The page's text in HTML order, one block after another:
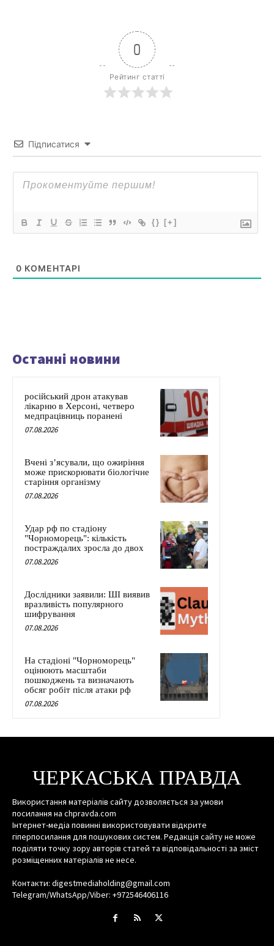
0
Рейтинг статті
Підписатися
{} [+]
0 КОМЕНТАРІ
Останні новини
російський дрон атакував
лікарню в Херсоні, четверо
медпрацівниць поранені
07.08.2026
Вчені з’ясували, що ожиріння
може прискорювати біологічне
старіння організму
07.08.2026
Удар рф по стадіону
"Чорноморець": кількість
постраждалих зросла до двох
07.08.2026
Дослідники заявили: ШІ виявив
вразливість популярного
шифрування
07.08.2026
На стадіоні "Чорноморець"
оцінюють масштаби
пошкоджень та визначають
обсяг робіт після атаки рф
07.08.2026
ЧЕРКАСЬКА ПРАВДА
Використання матеріалів сайту дозволяється за умови
посилання на chpravda.com
Інтернет-медіа повинні використовувати відкрите
гіперпосилання для пошукових систем. Редакція сайту не може
поділяти точку зору авторів статей та відповідальності за зміст
розміщенних матеріалів не несе.
Контакти: digestmediaholding@gmail.com
Telegram/WhatsApp/Viber: +972546406116